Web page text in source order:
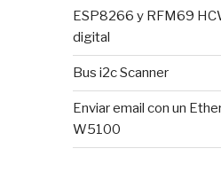
ESP8266 y RFM69
digital
Bus i2c Scanner
Enviar email con un
W5100